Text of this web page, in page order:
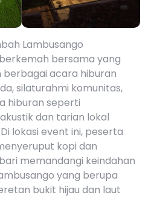
Lambusango
bersama yang
acara hiburan
silaturahmi komunitas,
hiburan seperti
dan tarian lokal
lokasi event ini, peserta
kopi dan
memandangi keindahan
yang berupa
bukit hijau dan laut